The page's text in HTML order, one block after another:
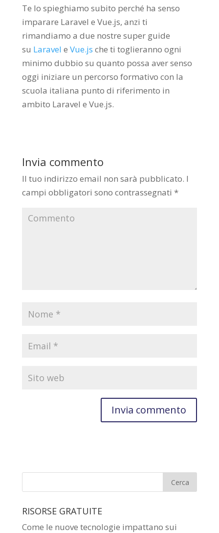
Te lo spieghiamo subito perché ha senso
imparare Laravel e Vue.js, anzi ti
rimandiamo a due nostre super guide
su Laravel e Vue.js che ti toglieranno ogni
minimo dubbio su quanto possa aver senso
oggi iniziare un percorso formativo con la
scuola italiana punto di riferimento in
ambito Laravel e Vue.js.
Invia commento
Il tuo indirizzo email non sarà pubblicato. I
campi obbligatori sono contrassegnati *
RISORSE GRATUITE
Come le nuove tecnologie impattano sui